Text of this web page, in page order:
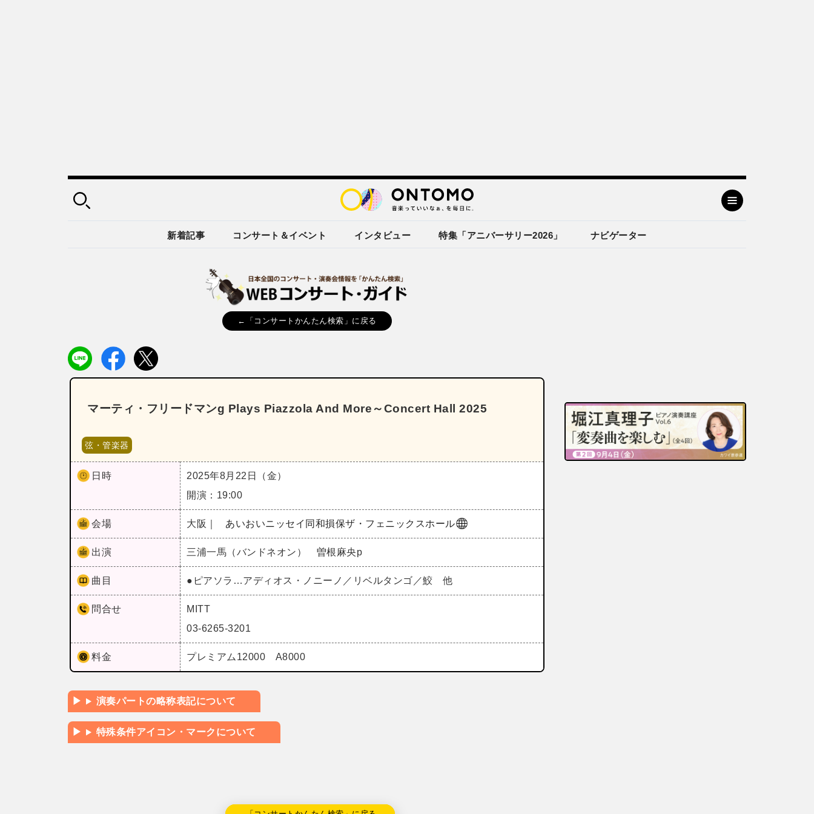
新着記事 コンサート＆イベント インタビュー 特集「アニバーサリー2026」 ナビゲーター
←「コンサートかんたん検索」に戻る
マーティ・フリードマンg Plays Piazzola And More～Concert Hall 2025
弦・管楽器
日時
2025年8月22日（金）
開演：19:00
会場 大阪｜ あいおいニッセイ同和損保ザ・フェニックスホール
出演 三浦一馬（バンドネオン） 曽根麻央p
曲目 ●ピアソラ…アディオス・ノニーノ／リベルタンゴ／鮫 他
問合せ
MITT
03-6265-3201
料金 プレミアム12000 A8000
演奏パートの略称表記について
特殊条件アイコン・マークについて